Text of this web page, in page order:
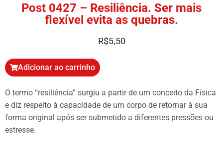
Post 0427 – Resiliência. Ser mais
flexível evita as quebras.
R$5,50
Adicionar ao carrinho
O termo “resiliência” surgiu a partir de um conceito da Física
e diz respeito à capacidade de um corpo de retornar à sua
forma original após ser submetido a diferentes pressões ou
estresse.